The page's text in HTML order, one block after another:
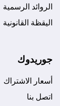
الروائد الرسمية
اليقظة القانونية
جوريدوك
أسعار الاشتراك
اتصل بنا